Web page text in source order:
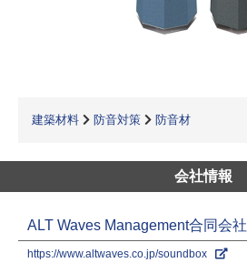
建築材料 防音対策 防音材
会社情報
ALT Waves Management合同会社
https://www.altwaves.co.jp/soundbox